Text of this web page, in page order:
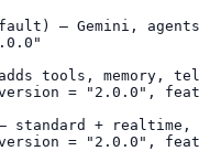
— Gemini,
adds tools,
= "2.0.0",
+ realtime,
= "2.0.0",